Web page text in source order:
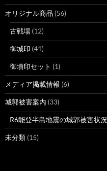
オリジナル商品 (56)
古戦場 (12)
御城印 (41)
御墳印セット (1)
メディア掲載情報 (6)
城郭被害案内 (33)
R6能登半島地震の城郭被害状況
未分類 (15)